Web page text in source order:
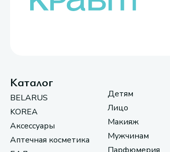
Каталог
BELARUS
KOREA
Аксессуары
Аптечная косметика
Детям
Лицо
Макияж
Мужчинам